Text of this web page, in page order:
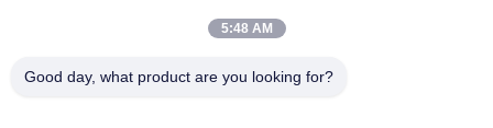
Ανασταλμένο
Shishan,
Guangdong, Κίνα
5:48 AM
Good day, what product are you looking for?